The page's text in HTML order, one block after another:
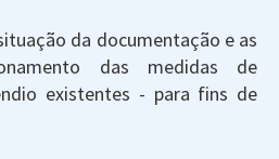
da documentação e as
das medidas de
existentes - para fins de